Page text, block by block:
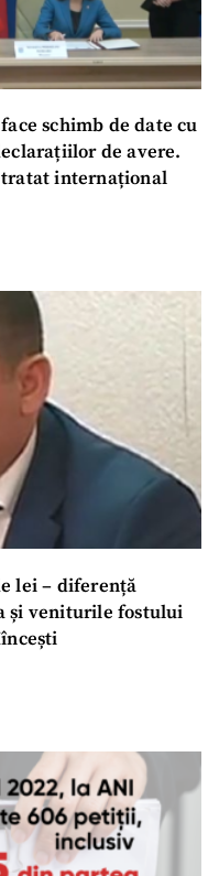
schimb de date cu
de avere.
tratat internațional
lei – diferență
și veniturile fostului